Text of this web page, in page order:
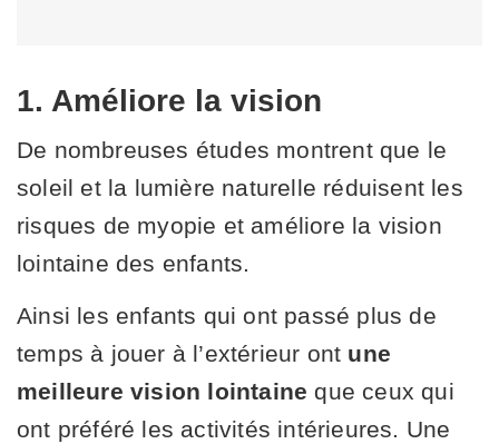
1. Améliore la vision
De nombreuses études montrent que le
soleil et la lumière naturelle réduisent les
risques de myopie et améliore la vision
lointaine des enfants.
Ainsi les enfants qui ont passé plus de
temps à jouer à l’extérieur ont une
meilleure vision lointaine que ceux qui
ont préféré les activités intérieures. Une